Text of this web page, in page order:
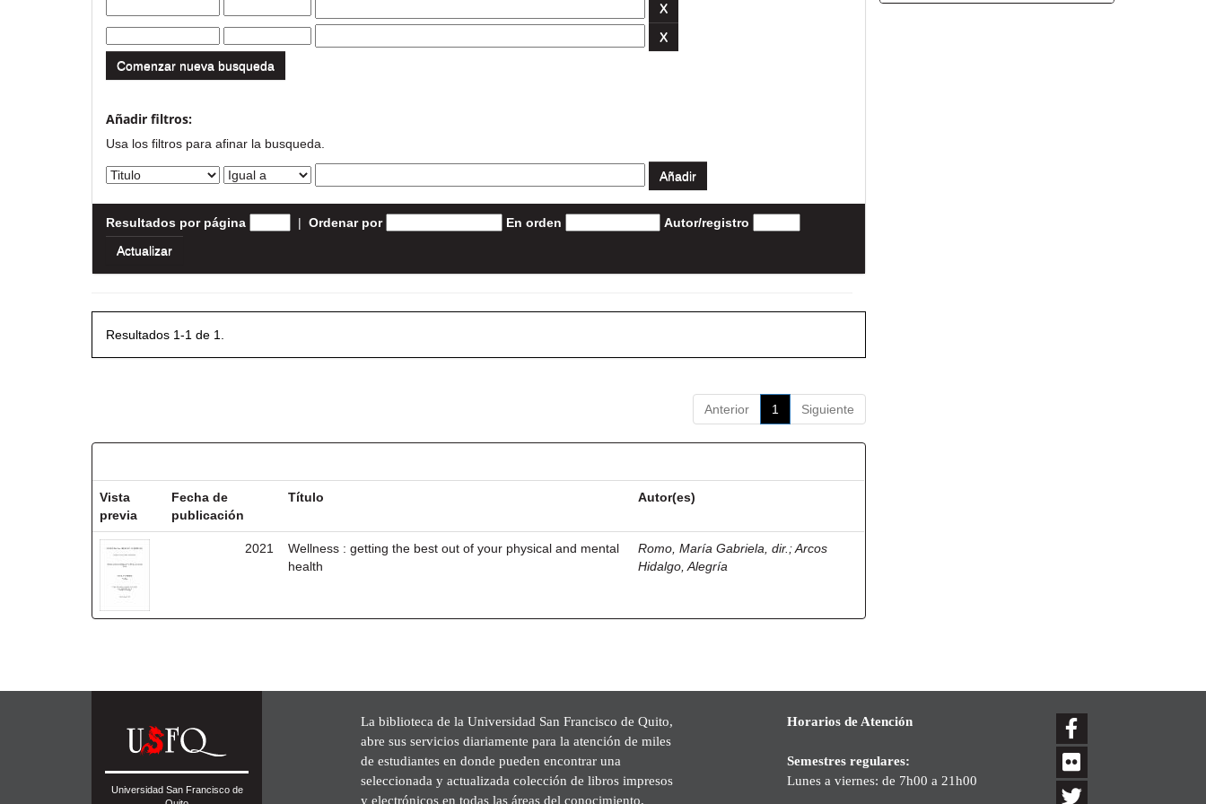
Comenzar nueva busqueda
Añadir filtros:
Usa los filtros para afinar la busqueda.
Resultados por página | Ordenar por En orden Autor/registro
Resultados 1-1 de 1.
Anterior 1 Siguiente
Vista
previa
Fecha de
publicación
Título Autor(es)
2021
Wellness : getting the best out of your physical and mental
health
Romo, María Gabriela, dir. ;Arcos
Hidalgo, Alegría
Universidad San Francisco de
La biblioteca de la Universidad San Francisco de Quito,
abre sus servicios diariamente para la atención de miles
de estudiantes en donde pueden encontrar una
seleccionada y actualizada colección de libros impresos
y electrónicos en todas las áreas del conocimiento,
Horarios de Atención
Semestres regulares:
Lunes a viernes: de 7h00 a 21h00